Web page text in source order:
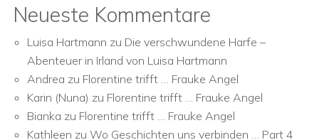
Neueste Kommentare
Luisa Hartmann zu Die verschwundene Harfe –
Abenteuer in Irland von Luisa Hartmann
Andrea zu Florentine trifft … Frauke Angel
Karin (Nuna) zu Florentine trifft … Frauke Angel
Bianka zu Florentine trifft … Frauke Angel
Kathleen zu Wo Geschichten uns verbinden … Part 4